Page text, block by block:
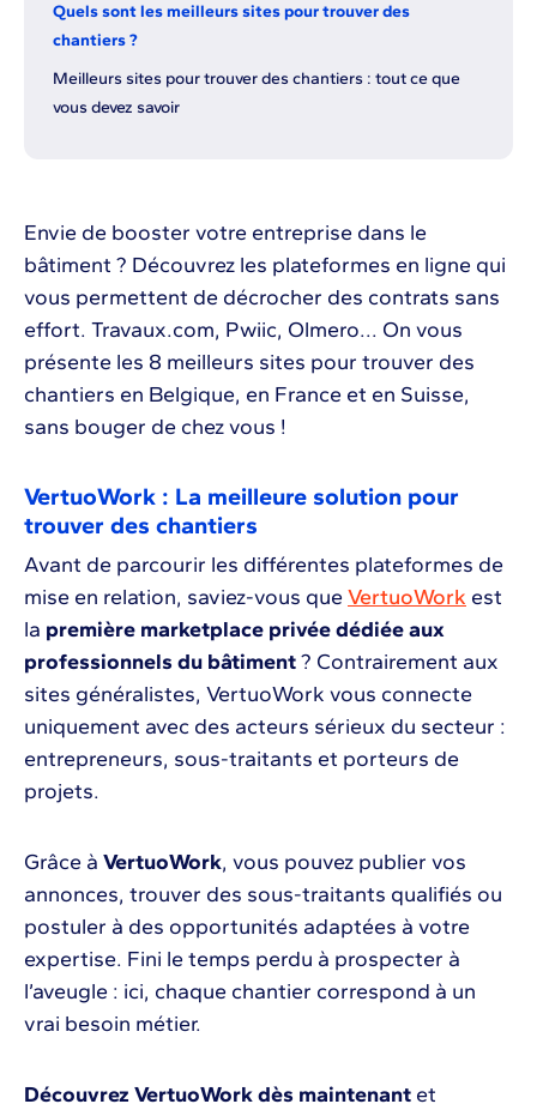
Quels sont les meilleurs sites pour trouver des
chantiers ?
Meilleurs sites pour trouver des chantiers : tout ce que
vous devez savoir
Envie de booster votre entreprise dans le
bâtiment ? Découvrez les plateformes en ligne qui
vous permettent de décrocher des contrats sans
effort. Travaux.com, Pwiic, Olmero... On vous
présente les 8 meilleurs sites pour trouver des
chantiers en Belgique, en France et en Suisse,
sans bouger de chez vous !
VertuoWork : La meilleure solution pour
trouver des chantiers
Avant de parcourir les différentes plateformes de
mise en relation, saviez-vous que VertuoWork est
la première marketplace privée dédiée aux
professionnels du bâtiment? Contrairement aux
sites généralistes, VertuoWork vous connecte
uniquement avec des acteurs sérieux du secteur :
entrepreneurs, sous-traitants et porteurs de
projets.
Grâce à VertuoWork, vous pouvez publier vos
annonces, trouver des sous-traitants qualifiés ou
postuler à des opportunités adaptées à votre
expertise. Fini le temps perdu à prospecter à
l’aveugle : ici, chaque chantier correspond à un
vrai besoin métier.
Découvrez VertuoWork dès maintenant et